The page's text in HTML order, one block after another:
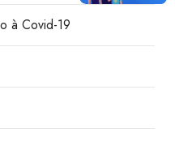
à Covid-19